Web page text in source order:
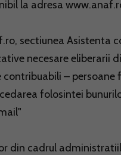
la adresa
sectiunea Asistenta
necesare eliberarii
– persoane
folosintei
din cadrul